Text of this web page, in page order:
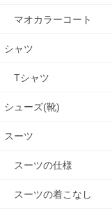
マオカラーコート
シャツ
Tシャツ
シューズ(靴)
スーツ
スーツの仕様
スーツの着こなし